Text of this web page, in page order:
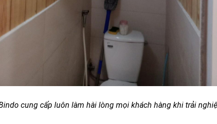
cung cấp luôn làm hài lòng mọi khách hàng khi trải